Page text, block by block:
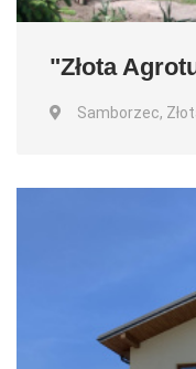
"Złota
Samborzec,